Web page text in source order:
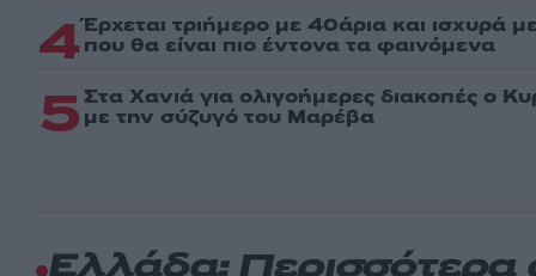
4Έρχεται τριήμερο με 40άρια και ισχυρά
που θα είναι πιο έντονα τα φαινόμενα
5 Στα Χανιά για ολιγοήμερες διακοπές ο
με την σύζυγό του Μαρέβα
Ελλάδα: Περισσότερα